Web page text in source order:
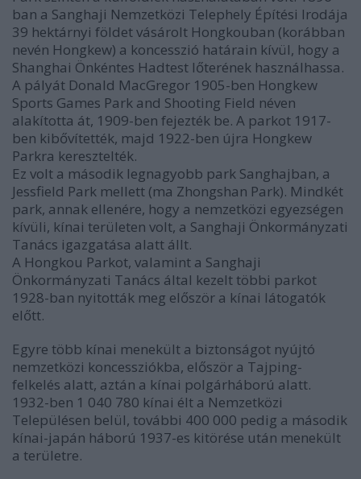
ban a Sanghaji Nemzetközi Telephely Építési Irodája
39 hektárnyi földet vásárolt Hongkouban (korábban
nevén Hongkew) a koncesszió határain kívül, hogy a
Shanghai Önkéntes Hadtest lőterének használhassa.
A pályát Donald MacGregor 1905-ben Hongkew
Sports Games Park and Shooting Field néven
alakította át, 1909-ben fejezték be. A parkot 1917-
ben kibővítették, majd 1922-ben újra Hongkew
Parkra keresztelték.
Ez volt a második legnagyobb park Sanghajban, a
Jessfield Park mellett (ma Zhongshan Park). Mindkét
park, annak ellenére, hogy a nemzetközi egyezségen
kívüli, kínai területen volt, a Sanghaji Önkormányzati
Tanács igazgatása alatt állt.
A Hongkou Parkot, valamint a Sanghaji
Önkormányzati Tanács által kezelt többi parkot
1928-ban nyitották meg először a kínai látogatók
előtt.
Egyre több kínai menekült a biztonságot nyújtó
nemzetközi koncessziókba, először a Tajping-
felkelés alatt, aztán a kínai polgárháború alatt.
1932-ben 1 040 780 kínai élt a Nemzetközi
Településen belül, további 400 000 pedig a második
kínai-japán háború 1937-es kitörése után menekült
a területre.